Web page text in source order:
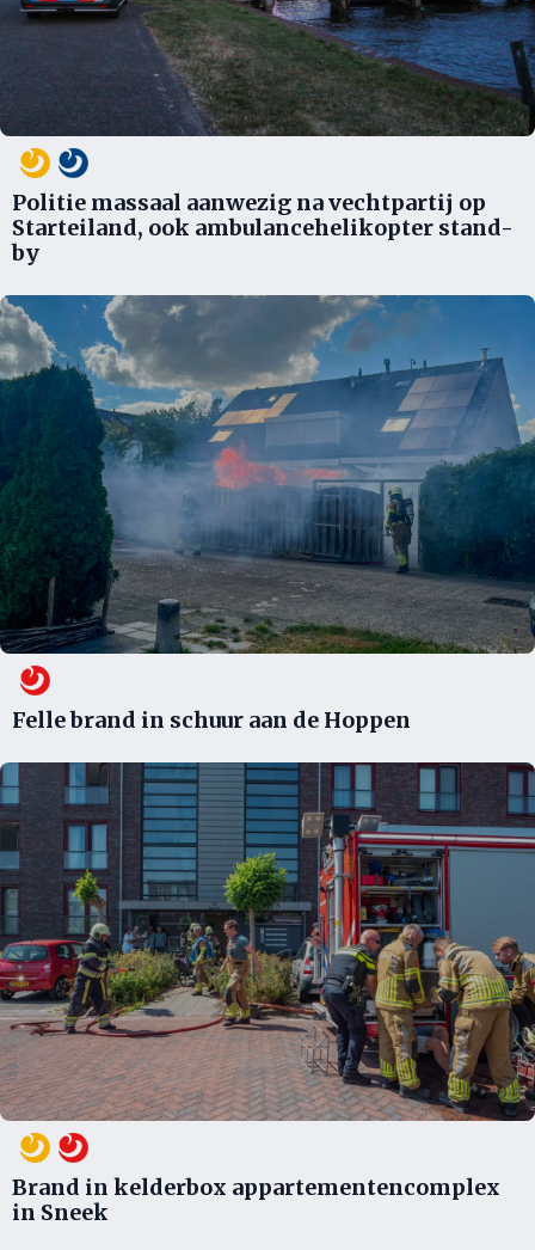
Politie massaal aanwezig na vechtpartij op
Starteiland, ook ambulancehelikopter stand-
by
Felle brand in schuur aan de Hoppen
Brand in kelderbox appartementencomplex
in Sneek